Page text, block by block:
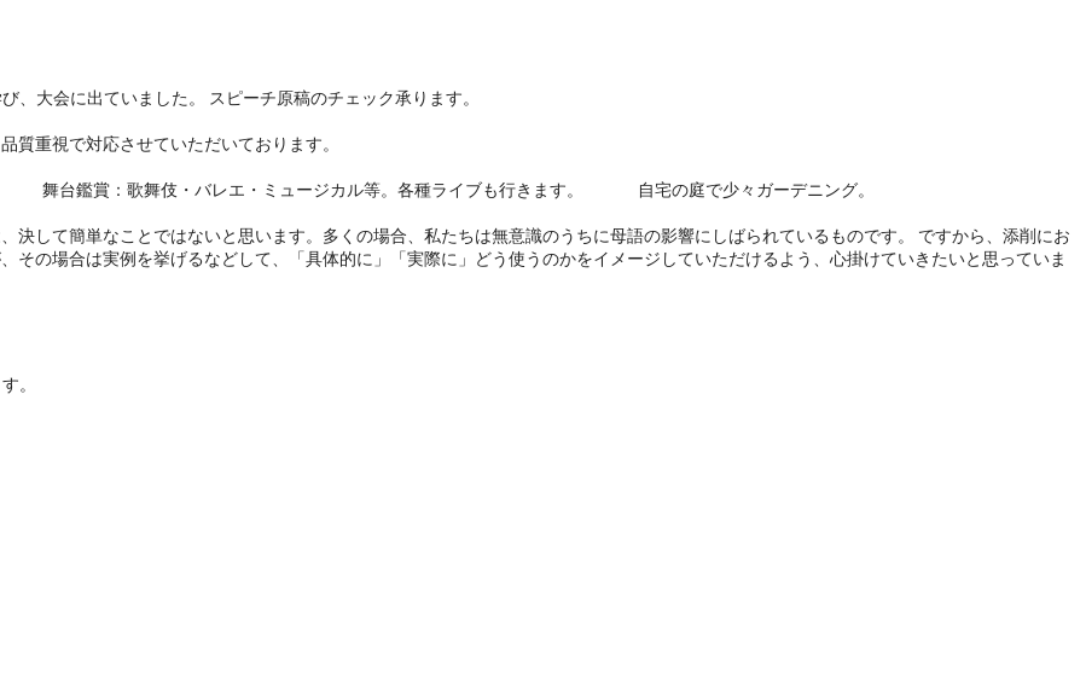
、大会に出ていました。 スピーチ原稿のチェック承ります。
質重視で対応させていただいております。
。 舞台鑑賞：歌舞伎・バレエ・ミュージカル等。各種ライブも行きます。 自宅の庭で少々ガーデニング。
決して簡単なことではないと思います。多くの場合、私たちは無意識のうちに母語の影響にしばられているものです。 ですから、添削にお
その場合は実例を挙げるなどして、「具体的に」「実際に」どう使うのかをイメージしていただけるよう、心掛けていきたいと思っていま
。